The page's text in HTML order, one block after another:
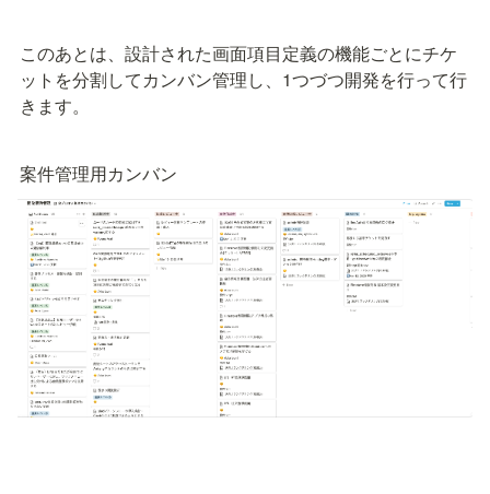
このあとは、設計された画面項目定義の機能ごとにチケ
ットを分割してカンバン管理し、1つづつ開発を行って行
きます。
案件管理用カンバン